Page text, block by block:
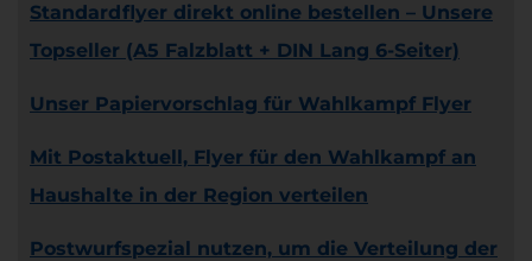
Standardflyer direkt online bestellen – Unsere
Topseller (A5 Falzblatt + DIN Lang 6-Seiter)
Unser Papiervorschlag für Wahlkampf Flyer
Mit Postaktuell, Flyer für den Wahlkampf an
Haushalte in der Region verteilen
Postwurfspezial nutzen, um die Verteilung der